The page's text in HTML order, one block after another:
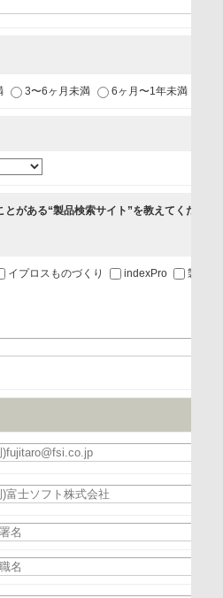
ビスに関するご案内
協賛）するセミナーなど、各種イ
味、関心に応じた情報の提供
ケートの依頼
のご案内及び当該企業/団体からの
ータの項目
、FAX番号、メールアドレス
は手法
法
3〜6ヶ月未満 6ヶ月〜1年未満
とがある“製品検索サイト”を教えてください
イプロスものづくり indexPro
製品ナ